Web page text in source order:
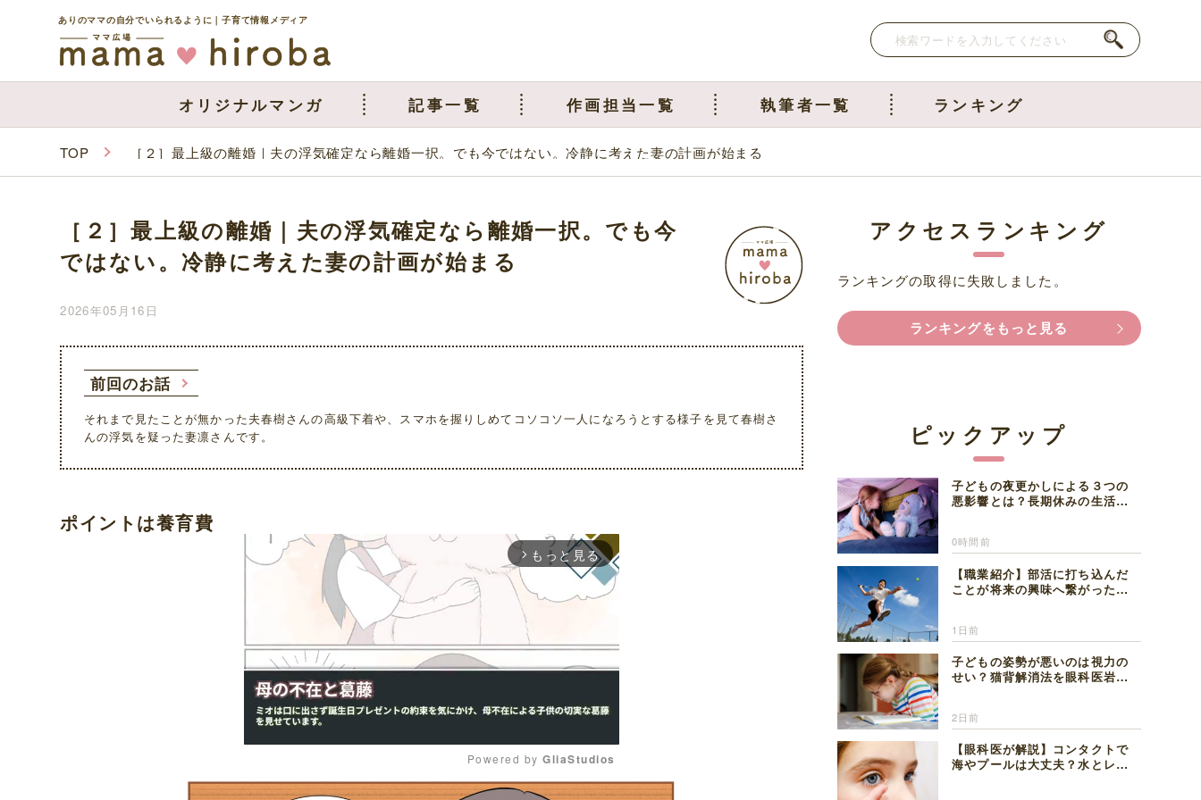
ありのママの自分でいられるように｜子育て情報メディア
オリジナルマンガ 記事一覧 作画担当一覧 執筆者一覧 ランキング
TOP ［２］最上級の離婚｜夫の浮気確定なら離婚一択。でも今ではない。冷静に考えた妻の計画が始まる
［２］最上級の離婚｜夫の浮気確定なら離婚一択。でも今
ではない。冷静に考えた妻の計画が始まる
2026年05月16日
前回のお話
それまで見たことが無かった夫春樹さんの高級下着や、スマホを握りしめてコソコソ一人になろうとする様子を見て春樹さ
んの浮気を疑った妻凛さんです。
ポイントは養育費
arrow_forward_ios もっと見る
Powered by GliaStudios
アクセスランキング
ランキングの取得に失敗しました。
ランキングをもっと見る
ピックアップ
子どもの夜更かしによる３つの
悪影響とは？長期休みの生活リ
0時間前
【職業紹介】部活に打ち込んだ
ことが将来の興味へ繋がった。
1日前
子どもの姿勢が悪いのは視力の
せい？猫背解消法を眼科医岩見
2日前
【眼科医が解説】コンタクトで
海やプールは大丈夫？水とレン